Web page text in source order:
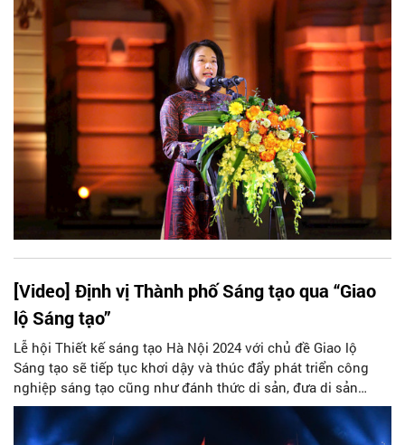
[Video] Định vị Thành phố Sáng tạo qua “Giao
lộ Sáng tạo”
Lễ hội Thiết kế sáng tạo Hà Nội 2024 với chủ đề Giao lộ
Sáng tạo sẽ tiếp tục khơi dậy và thúc đẩy phát triển công
nghiệp sáng tạo cũng như đánh thức di sản, đưa di sản
đồng hành cùng sự phát triển của thành phố Hà Nội, phát
triển Thủ đô ngày một “Văn hiến – Văn minh – Hiện đại”.